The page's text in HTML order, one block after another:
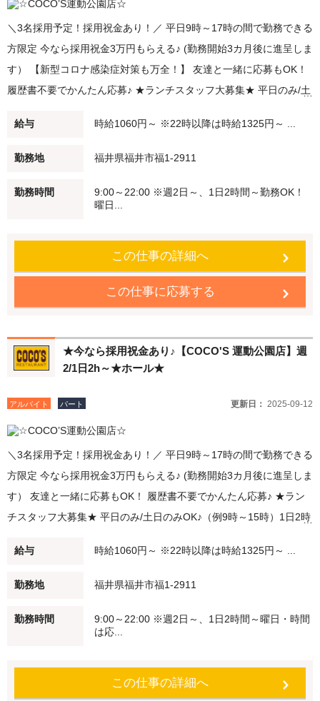
＼3名採用予定！採用祝金あり！／ 平日9時～17時の間で勤務できる
方限定 今なら採用祝金3万円もらえる♪ (勤務開始3カ月後に進呈しま
す） 【新型コロナ感染症対策も万全！】 友達と一緒に応募もOK！
履歴書不要でかんたん応募♪ ★ランチスタッフ大募集★ 平日のみ/土
子どもさんが学校・幼稚園に行ってる間に、家事の合間に。 短時間
勤務・扶養範囲内での勤務も可能です！ ★ディナースタッフ大募集
迎！ 22時以降は時給25％UP♪ Wワーク・シニアの方も積極採用中♪
ューを従業員価格で食べることができます。 ●従業員割引特典 「従
業員割引券」を進呈します！
給与 時給1060円～ ※22時以降は時給1325円～ ...
勤務地 福井県福井市福1-2911
勤務時間
9:00～22:00 ※週2日～、1日2時間～勤務OK！
曜日...
この仕事の詳細へ
この仕事に応募する
★今なら採用祝金あり♪【COCO'S 運動公園店】週
2/1日2h～★ホール★
アルバイト パート 更新日： 2025-09-12
＼3名採用予定！採用祝金あり！／ 平日9時～17時の間で勤務できる
方限定 今なら採用祝金3万円もらえる♪ (勤務開始3カ月後に進呈しま
す） 友達と一緒に応募もOK！ 履歴書不要でかんたん応募♪ ★ラン
チスタッフ大募集★ 平日のみ/土日のみOK♪（例9時～15時）1日2時
てる間に、家事の合間に。 短時間勤務・扶養範囲内での勤務も可能
です！ ★ディナースタッフ大募集★ 夕方（例：18時～21時）/夜
Wワーク・シニアの方も積極採用中♪学生さんも大歓迎♪ 未経験でも
とができます。 ●従業員割引特典 「従業員割引券」を進呈します！
給与 時給1060円～ ※22時以降は時給1325円～ ...
勤務地 福井県福井市福1-2911
勤務時間
9:00～22:00 ※週2日～、1日2時間～曜日・時間
は応...
この仕事の詳細へ